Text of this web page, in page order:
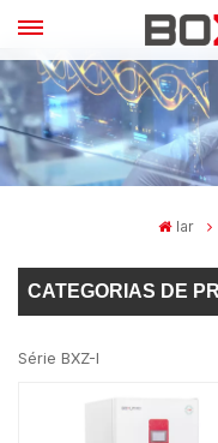
lar
CATEGORIAS DE
Série BXZ-I